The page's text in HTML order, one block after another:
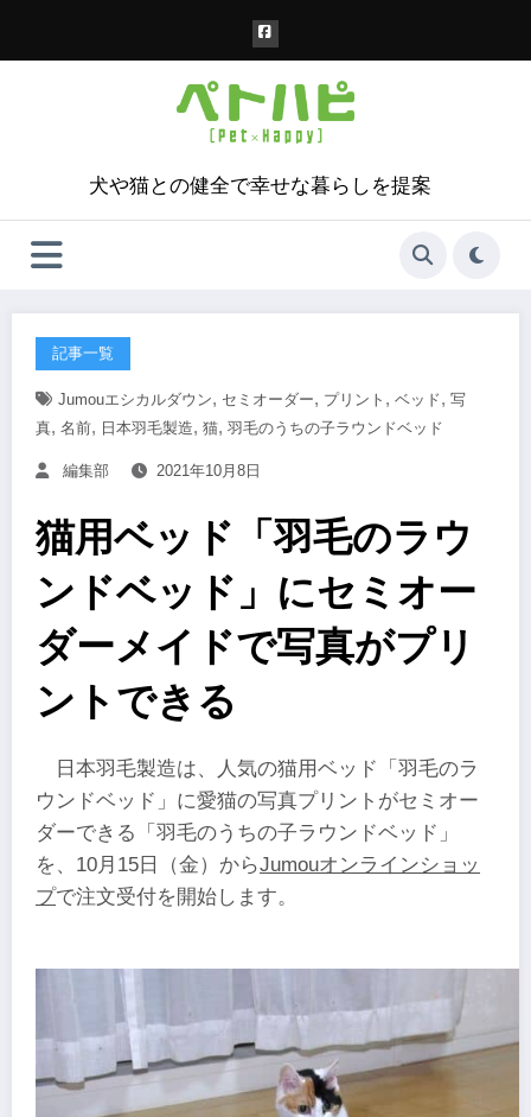
犬や猫との健全で幸せな暮らしを提案
記事一覧
Jumouエシカルダウン, セミオーダー, プリント , ベッド, 写
真, 名前, 日本羽毛製造, 猫, 羽毛のうちの子ラウンドベッド
編集部 2021年10月8日
猫用ベッド「羽毛のラウ
ンドベッド」にセミオー
ダーメイドで写真がプリ
ントできる
日本羽毛製造は、人気の猫用ベッド「羽毛のラ
ウンドベッド」に愛猫の写真プリントがセミオー
ダーできる「羽毛のうちの子ラウンドベッド」
を、10月15日（金）からJumouオンラインショッ
プで注文受付を開始します。